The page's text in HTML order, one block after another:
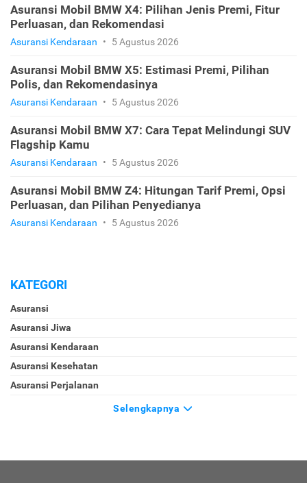
Asuransi Mobil BMW X4: Pilihan Jenis Premi, Fitur
Perluasan, dan Rekomendasi
Asuransi Kendaraan • 5 Agustus 2026
Asuransi Mobil BMW X5: Estimasi Premi, Pilihan
Polis, dan Rekomendasinya
Asuransi Kendaraan • 5 Agustus 2026
Asuransi Mobil BMW X7: Cara Tepat Melindungi SUV
Flagship Kamu
Asuransi Kendaraan • 5 Agustus 2026
Asuransi Mobil BMW Z4: Hitungan Tarif Premi, Opsi
Perluasan, dan Pilihan Penyedianya
Asuransi Kendaraan • 5 Agustus 2026
KATEGORI
Asuransi
Asuransi Jiwa
Asuransi Kendaraan
Asuransi Kesehatan
Asuransi Perjalanan
Selengkapnya